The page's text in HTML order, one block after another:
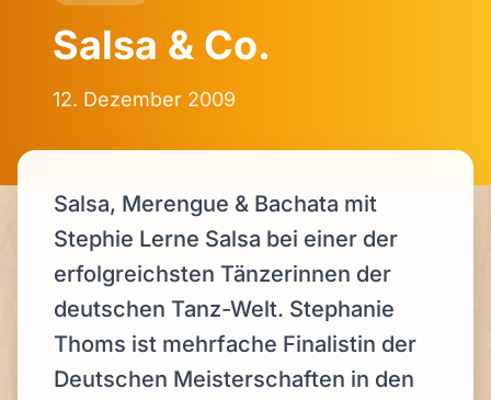
Salsa & Co.
12. Dezember 2009
Salsa, Merengue & Bachata mit
Stephie Lerne Salsa bei einer der
erfolgreichsten Tänzerinnen der
deutschen Tanz-Welt. Stephanie
Thoms ist mehrfache Finalistin der
Deutschen Meisterschaften in den